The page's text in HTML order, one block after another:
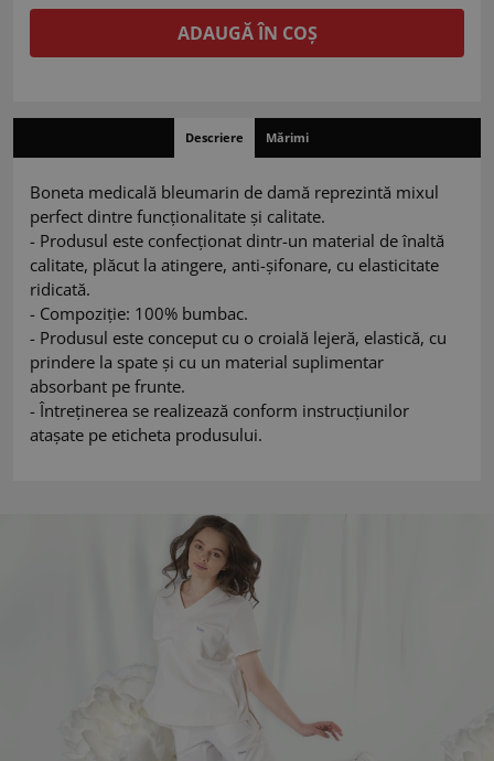
ADAUGĂ ÎN COȘ
Descriere Mărimi
Boneta medicală bleumarin de damă reprezintă mixul
perfect dintre funcționalitate și calitate.
- Produsul este confecționat dintr-un material de înaltă
calitate, plăcut la atingere, anti-șifonare, cu elasticitate
ridicată.
- Compoziție: 100% bumbac.
- Produsul este conceput cu o croială lejeră, elastică, cu
prindere la spate și cu un material suplimentar
absorbant pe frunte.
- Întreținerea se realizează conform instrucțiunilor
atașate pe eticheta produsului.